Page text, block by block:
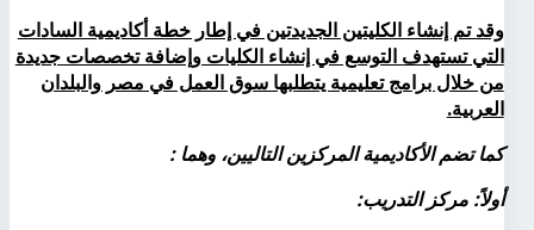
وقد تم إنشاء الكليتين الجديدتين في إطار خطة أكاديمية السادات
التي تستهدف التوسع في إنشاء الكليات وإضافة تخصصات جديدة
من خلال برامج تعليمية يتطلبها سوق العمل في مصر والبلدان
العربية.
كما تضم الأكاديمية المركزين التاليين، وهما :
أولاً: مركز التدريب: